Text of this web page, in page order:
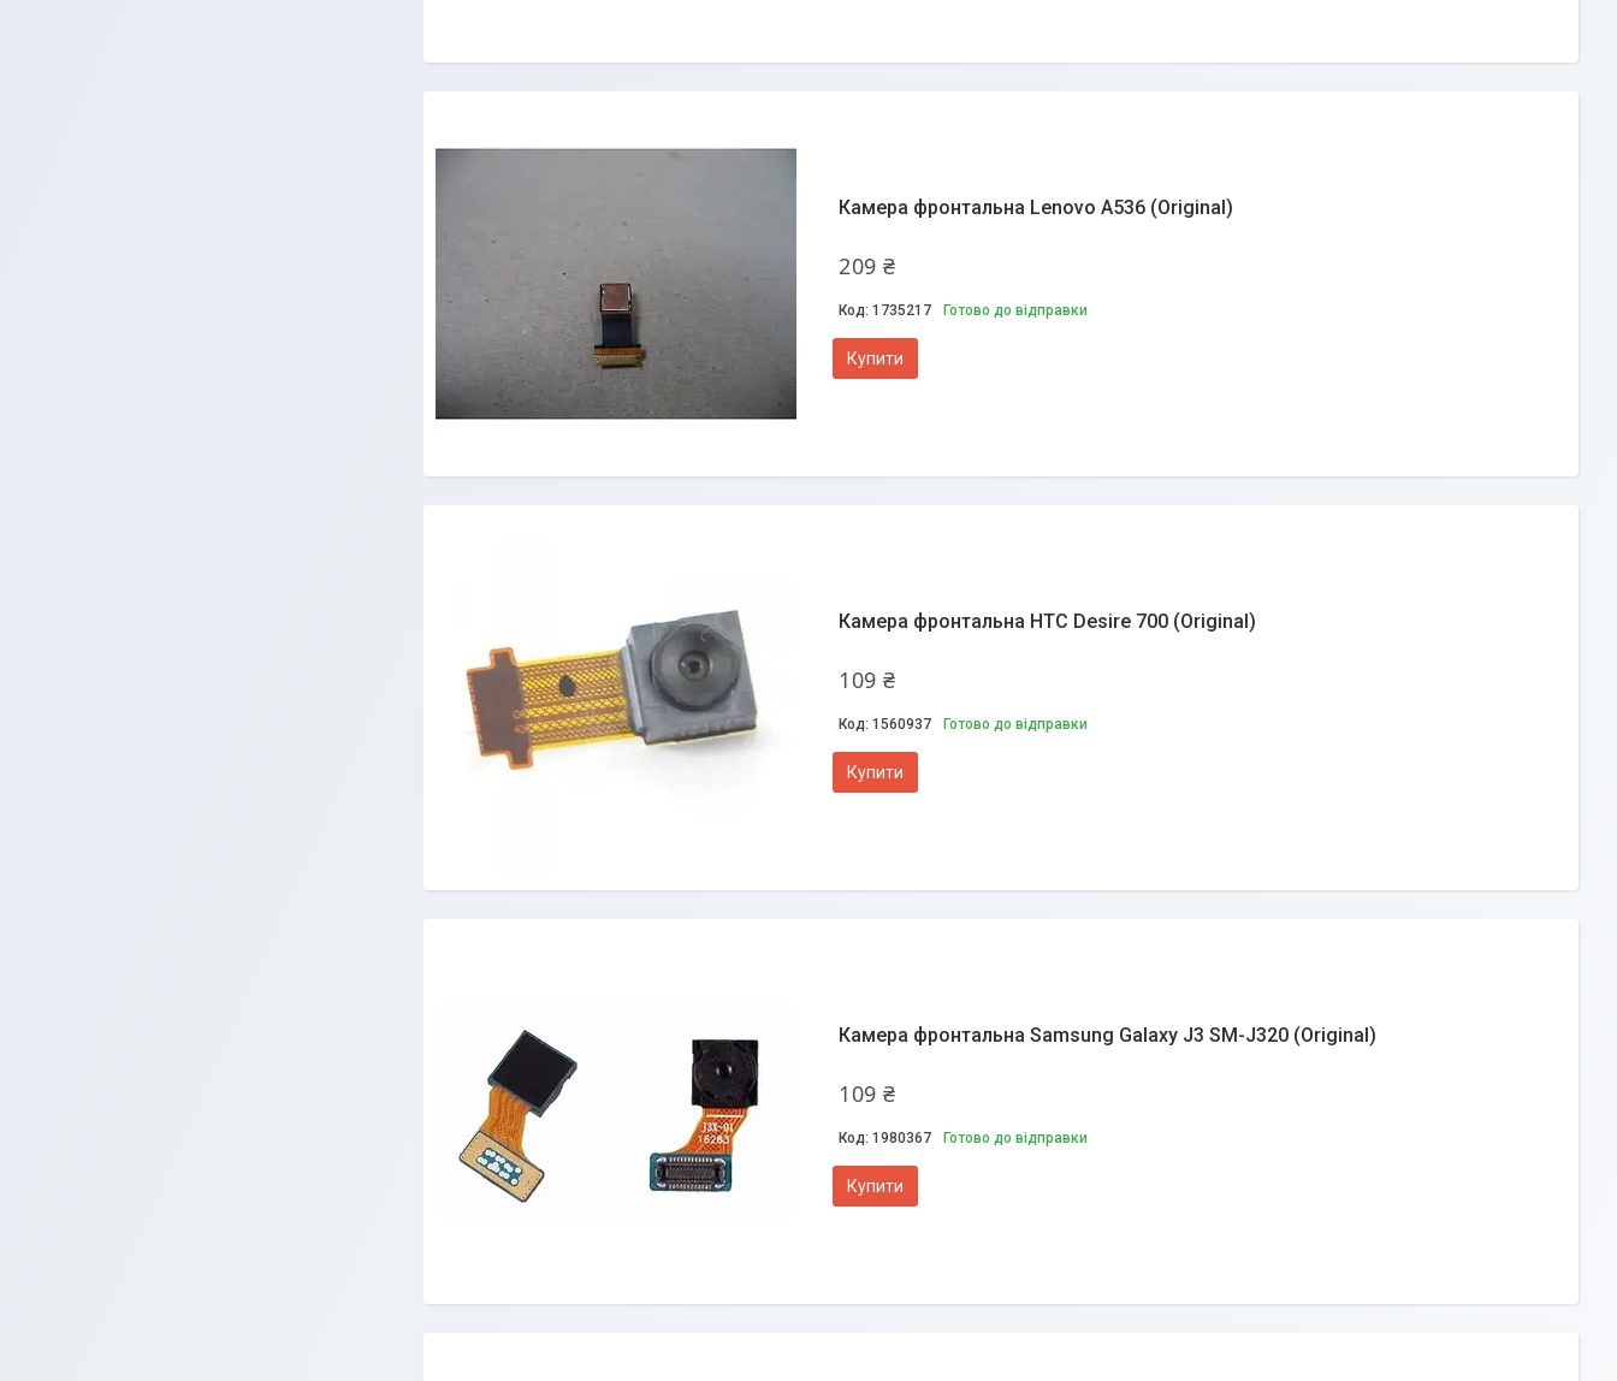
Камера фронтальна Lenovo A536 (Original)
209 ₴
1735217 Готово до відправки
Купити
Камера фронтальна HTC Desire 700 (Original)
109 ₴
1560937 Готово до відправки
Купити
Камера фронтальна Samsung Galaxy J3 SM-J320 (Original)
109 ₴
1980367 Готово до відправки
Купити